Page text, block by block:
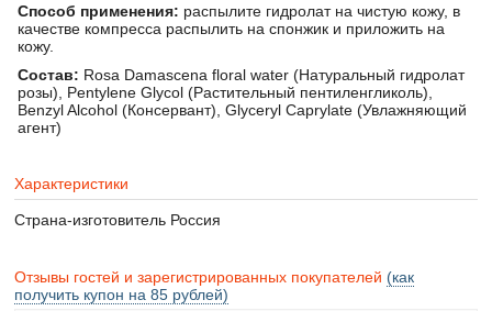
Способ применения: распылите гидролат на чистую кожу, в
качестве компресса распылить на спонжик и приложить на
кожу.
Состав: Rosa Damascena floral water (Натуральный гидролат
розы), Pentylene Glycol (Растительный пентиленгликоль),
Benzyl Alcohol (Консервант), Glyceryl Caprylate (Увлажняющий
агент)
Характеристики
Страна-изготовитель Россия
Отзывы гостей и зарегистрированных покупателей (как
получить купон на 85 рублей)